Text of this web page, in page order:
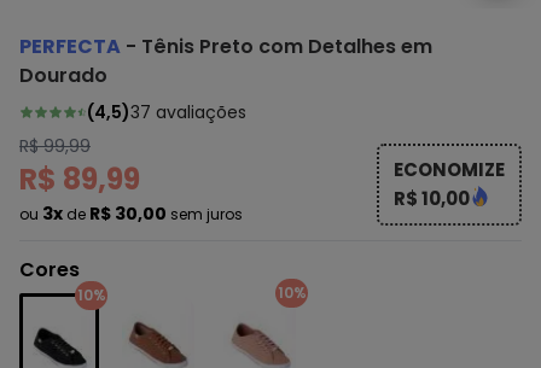
PERFECTA - Tênis Preto com Detalhes em
Dourado
(4,5)37 avaliações
R$ 99,99
R$ 89,99
ou 3x de R$ 30,00 sem juros
ECONOMIZE
R$ 10,00
Cores
10% 10%